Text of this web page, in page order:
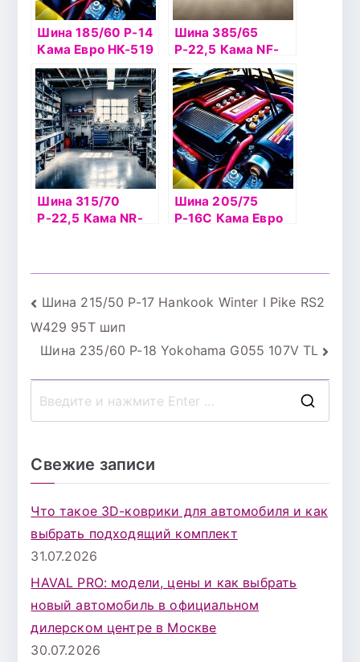
Шина 185/60 Р-14
Кама Евро НК-519
шип
Шина 385/65
Р-22,5 Кама NF-
202
Шина 315/70
Р-22,5 Кама NR-
Шина 205/75
Р-16С Кама Евро
Навигация
по
записям
Шина 215/50 Р-17 Hankook Winter I Pike RS2
W429 95T шип
Шина 235/60 Р-18 Yokohama G055 107V TL
Свежие записи
Что такое 3D-коврики для автомобиля и как
выбрать подходящий комплект
31.07.2026
HAVAL PRO: модели, цены и как выбрать
новый автомобиль в официальном
дилерском центре в Москве
30.07.2026